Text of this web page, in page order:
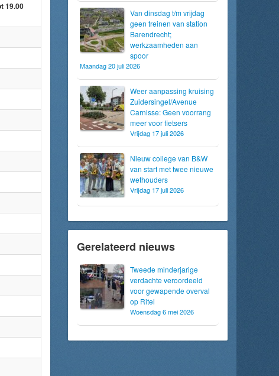
19.00
Van dinsdag t/m vrijdag
geen treinen van station
Barendrecht;
werkzaamheden aan
spoor
Maandag 20 juli 2026
Weer aanpassing kruising
Zuidersingel/Avenue
Carnisse: Geen voorrang
meer voor fietsers
Vrijdag 17 juli 2026
Nieuw college van B&W
van start met twee nieuwe
wethouders
Vrijdag 17 juli 2026
Gerelateerd nieuws
Tweede minderjarige
verdachte veroordeeld
voor gewapende overval
op Ritel
Woensdag 6 mei 2026